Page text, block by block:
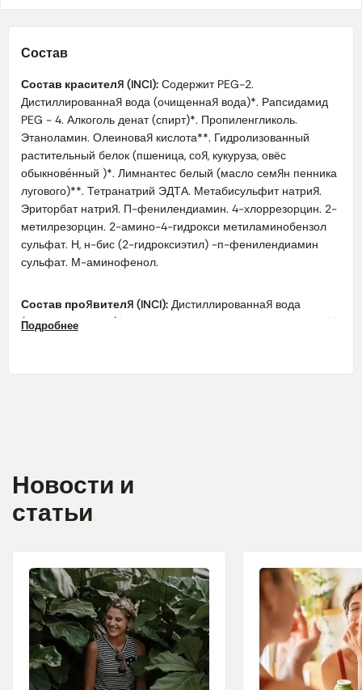
Состав
Состав красителя (INCI): Содержит PEG-2.
Дистиллированная вода (очищенная вода)*. Рапсидамид
PEG - 4. Алкоголь денат (спирт)*. Пропиленгликоль.
Этаноламин. Олеиновая кислота**. Гидролизованный
растительный белок (пшеница, соя, кукуруза, овёс
обыкнове́нный )*. Лимнантес белый (масло семян пенника
лугового)**. Тетранатрий ЭДТА. Метабисульфит натрия.
Эриторбат натрия. П-фенилендиамин. 4-хлоррезорцин. 2-
метилрезорцин. 2-амино-4-гидрокси метиламинобензол
сульфат. Н, н-бис (2-гидроксиэтил) -п-фенилендиамин
сульфат. М-аминофенол.
Состав проявителя (INCI): Дистиллированная вода
(очищенная вода)*, перекись водорода, цетиловый спирт**,
глюкозид**, Linum usitatissimum (экстракт льняных
семян)***, Полиглицерил-4-изостеарат /
диполигидроксистеарат / себацинат**, Eucalyptus Globulus
лимонная кислота**.
Состав защитного кондиционера Nutrideep®,
фиксирующего цвет волос (INCI): Дистиллированная
вода (очищенная вода)*, цетеариловый спирт**,
бегентримония метосульфат, глицерин**,
Подробнее
Новости и
статьи